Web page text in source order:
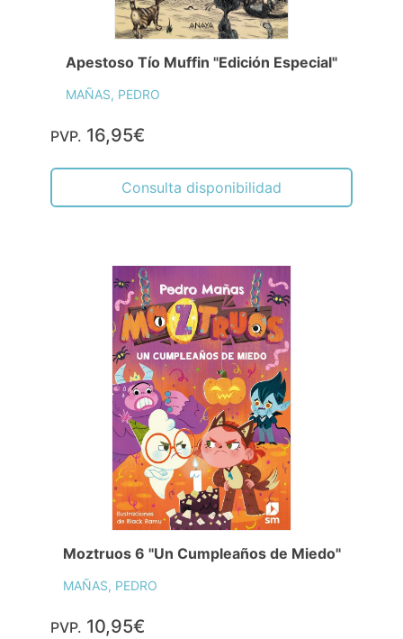
Apestoso Tío Muffin "Edición Especial"
MAÑAS, PEDRO
PVP. 16,95€
Consulta disponibilidad
Moztruos 6 "Un Cumpleaños de Miedo"
MAÑAS, PEDRO
PVP. 10,95€